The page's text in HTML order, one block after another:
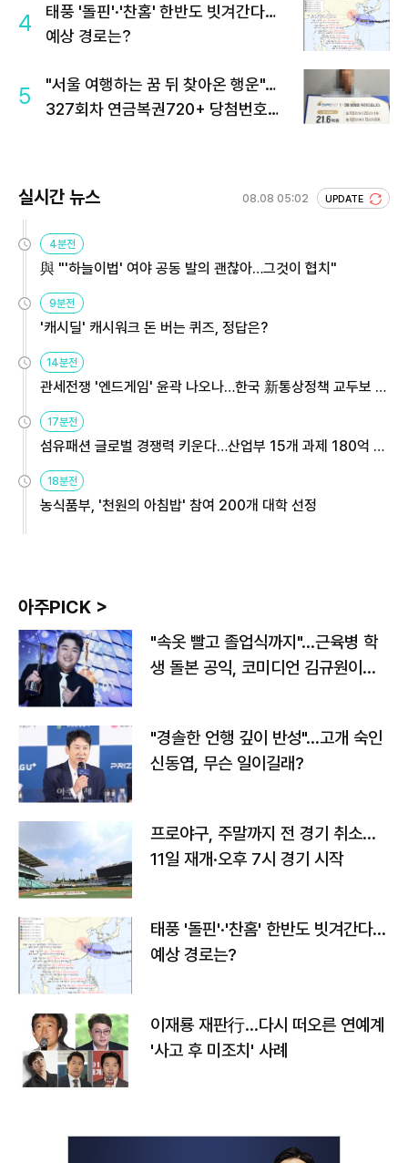
4
태풍 '돌핀'·'찬홈' 한반도 빗겨간다…
예상 경로는?
5
"서울 여행하는 꿈 뒤 찾아온 행운"…
327회차 연금복권720+ 당첨번호조
실시간 뉴스 08.08 05:02 UPDATE
4분전
與 "'하늘이법' 여야 공동 발의 괜찮아…그것이 협치"
9분전
'캐시딜' 캐시워크 돈 버는 퀴즈, 정답은?
14분전
관세전쟁 '엔드게임' 윤곽 나오나…한국 新통상정책 교두보 활
용해야
17분전
섬유패션 글로벌 경쟁력 키운다…산업부 15개 과제 180억 지
원
18분전
농식품부, '천원의 아침밥' 참여 200개 대학 선정
아주PICK >
"속옷 빨고 졸업식까지"…근육병 학
생 돌본 공익, 코미디언 김규원이었
"경솔한 언행 깊이 반성"…고개 숙인
신동엽, 무슨 일이길래?
프로야구, 주말까지 전 경기 취소…
11일 재개·오후 7시 경기 시작
태풍 '돌핀'·'찬홈' 한반도 빗겨간다…
예상 경로는?
이재룡 재판行…다시 떠오른 연예계
'사고 후 미조치' 사례